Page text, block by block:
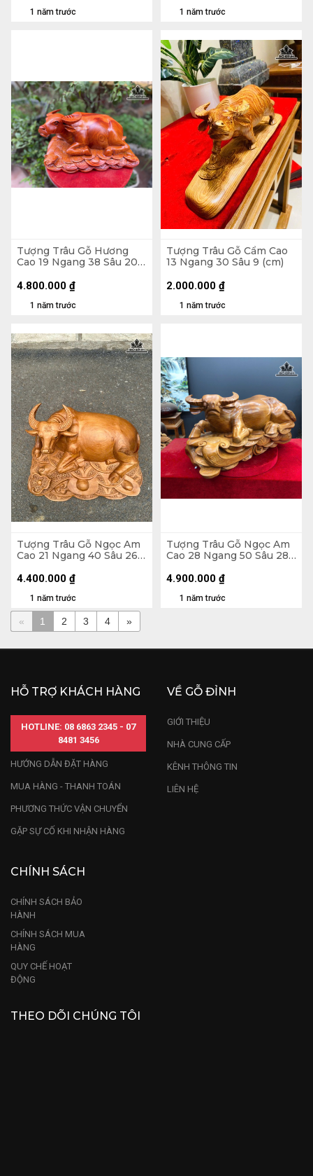
1 năm trước 1 năm trước
Tượng Trâu Gỗ Hương
Cao 19 Ngang 38 Sâu 20
1 năm trước
4.800.000 ₫
Tượng Trâu Gỗ Cẩm Cao
13 Ngang 30 Sâu 9 (cm)
1 năm trước
2.000.000 ₫
Tượng Trâu Gỗ Ngọc Am
Cao 21 Ngang 40 Sâu 26
1 năm trước
4.400.000 ₫
Tượng Trâu Gỗ Ngọc Am
Cao 28 Ngang 50 Sâu 28
1 năm trước
4.900.000 ₫
« 1 2 3 4 »
HỖ TRỢ KHÁCH HÀNG
HOTLINE: 08 6863 2345 - 07
8481 3456
HƯỚNG DẪN ĐẶT HÀNG
MUA HÀNG - THANH TOÁN
PHƯƠNG THỨC VẬN CHUYỂN
GẶP SỰ CỐ KHI NHẬN HÀNG
VỀ GỖ ĐỈNH
GIỚI THIỆU
NHÀ CUNG CẤP
KÊNH THÔNG TIN
LIÊN HỆ
CHÍNH SÁCH
CHÍNH SÁCH BẢO
HÀNH
CHÍNH SÁCH MUA
HÀNG
QUY CHẾ HOẠT
ĐỘNG
THEO DÕI CHÚNG TÔI